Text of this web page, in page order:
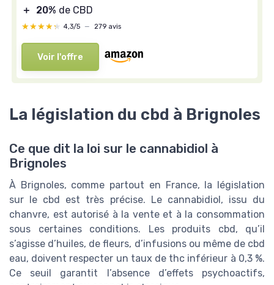
＋ 20% de CBD
★★★★★
★★★★★ 4,3/5 — 279 avis
Voir l'offre
La législation du cbd à Brignoles
Ce que dit la loi sur le cannabidiol à
Brignoles
À Brignoles, comme partout en France, la législation
sur le cbd est très précise. Le cannabidiol, issu du
chanvre, est autorisé à la vente et à la consommation
sous certaines conditions. Les produits cbd, qu’il
s’agisse d’huiles, de fleurs, d’infusions ou même de cbd
eau, doivent respecter un taux de thc inférieur à 0,3 %.
Ce seuil garantit l’absence d’effets psychoactifs,